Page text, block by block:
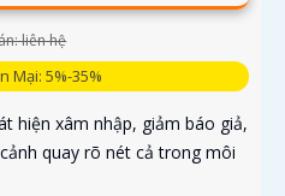
liên hệ
Mại: 5%-35%
hiện xâm nhập, giảm báo giả,
quay rõ nét cả trong môi